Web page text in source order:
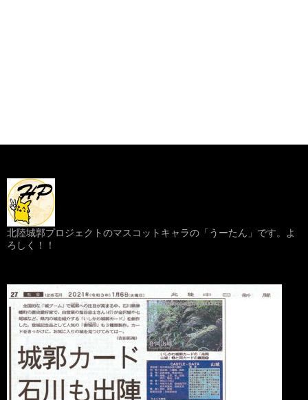
北陸城郭プロジェクトのマスコットキャラの「うーたん」です。よ
ろしく！！